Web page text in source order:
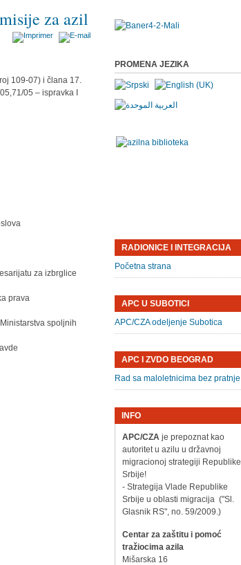
za azil
109-07) i člana 17.
05 – ispravka I
za izbrglice
prava
spoljnih
PROMENA JEZIKA
RADIONICE I INTEGRACIJA
Početna strana
APC U SUBOTICI
APC/CZA odeljenje Subotica
APC I ZVDO BEOGRAD
Rad sa maloletnicima bez pratnje
INFO
APC/CZAje prepoznat kao
autoritet u azilu u državnoj
migracionoj strategiji Republike
Srbije!
- Strategija Vlade Republike
Srbije u oblasti migracija ("Sl.
Glasnik RS", no. 59/2009.)
Centar za zaštitu i pomoć
tražiocima azila
Mišarska 16